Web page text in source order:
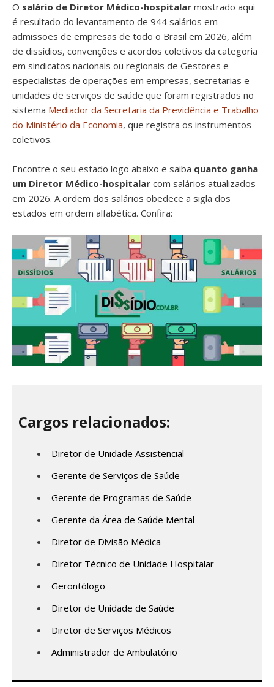
O salário de Diretor Médico-hospitalar mostrado aqui
é resultado do levantamento de 944 salários em
admissões de empresas de todo o Brasil em 2026, além
de dissídios, convenções e acordos coletivos da categoria
em sindicatos nacionais ou regionais de Gestores e
especialistas de operações em empresas, secretarias e
unidades de serviços de saúde que foram registrados no
sistema Mediador da Secretaria da Previdência e Trabalho
do Ministério da Economia, que registra os instrumentos
coletivos.
Encontre o seu estado logo abaixo e saiba quanto ganha
um Diretor Médico-hospitalar com salários atualizados
em 2026. A ordem dos salários obedece a sigla dos
estados em ordem alfabética. Confira:
Cargos relacionados:
Diretor de Unidade Assistencial
Gerente de Serviços de Saúde
Gerente de Programas de Saúde
Gerente da Área de Saúde Mental
Diretor de Divisão Médica
Diretor Técnico de Unidade Hospitalar
Gerontólogo
Diretor de Unidade de Saúde
Diretor de Serviços Médicos
Administrador de Ambulatório